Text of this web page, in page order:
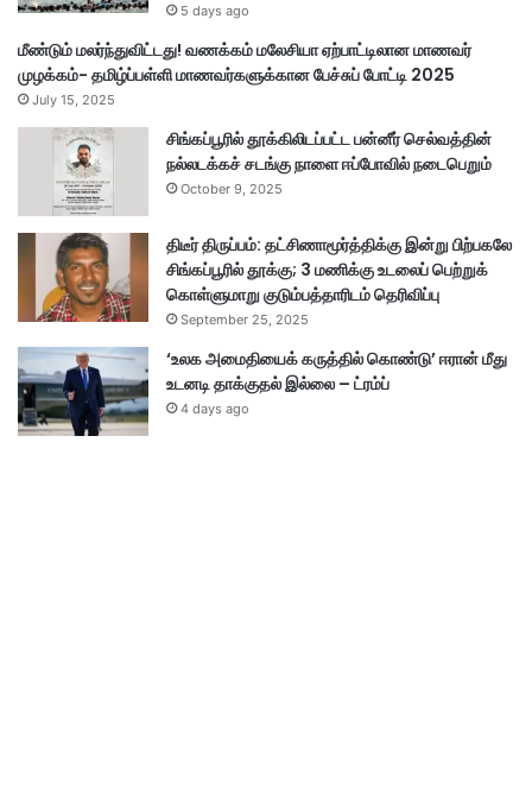
5 days ago
மீண்டும் மலர்ந்துவிட்டது! வணக்கம் மலேசியா ஏற்பாட்டிலான மாணவர்
முழக்கம்- தமிழ்ப்பள்ளி மாணவர்களுக்கான பேச்சுப் போட்டி 2025
July 15, 2025
சிங்கப்பூரில் தூக்கிலிடப்பட்ட பன்னீர் செல்வத்தின்
நல்லடக்கச் சடங்கு நாளை ஈப்போவில் நடைபெறும்
October 9, 2025
திடீர் திருப்பம்: தட்சிணாமூர்த்திக்கு இன்று பிற்பகலே
சிங்கப்பூரில் தூக்கு; 3 மணிக்கு உடலைப் பெற்றுக்
கொள்ளுமாறு குடும்பத்தாரிடம் தெரிவிப்பு
September 25, 2025
‘உலக அமைதியைக் கருத்தில் கொண்டு’ ஈரான் மீது
உடனடி தாக்குதல் இல்லை – ட்ரம்ப்
4 days ago